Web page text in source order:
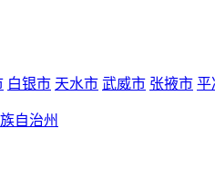
白银市 天水市 武威市 张掖市 平
自治州